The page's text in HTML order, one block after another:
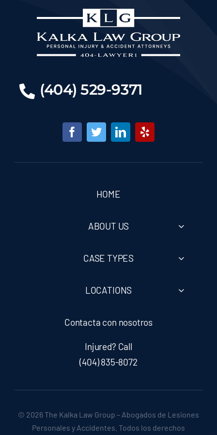
Abogados de accidentes de coche en
Marietta cerca de ti en Georgia
Marietta Daycare Injury Lawyer
Marietta E-Bike Accident Injury Lawyer
Medical Malpractice Lawyers in
Workers’ Compensation
(404) 529-9371
HOME
ABOUT US
CASE TYPES
LOCATIONS
Contacta con nosotros
Injured? Call
(404) 835-8072
© 2026 The Kalka Law Group – Abogados de Lesiones
Personales y Accidentes. Todos los derechos